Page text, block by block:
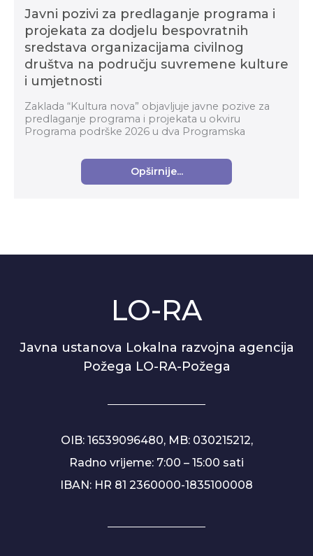
Javni pozivi za predlaganje programa i
projekata za dodjelu bespovratnih
sredstava organizacijama civilnog
društva na području suvremene kulture
i umjetnosti
Zaklada “Kultura nova” objavljuje javne pozive za
predlaganje programa i projekata u okviru
Programa podrške 2026 u dva Programska
umjetnost za...
Opširnije...
LO-RA
Javna ustanova Lokalna razvojna agencija
Požega LO-RA-Požega
OIB: 16539096480, MB: 030215212,
Radno vrijeme: 7:00 – 15:00 sati
IBAN: HR 81 2360000-1835100008